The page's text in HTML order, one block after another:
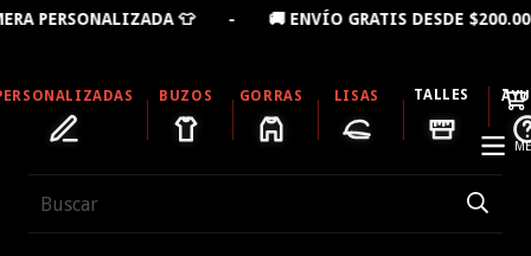
👕 - 🚚 ENVÍO GRATIS DESDE
BUZOS GORRAS LISAS TALLES